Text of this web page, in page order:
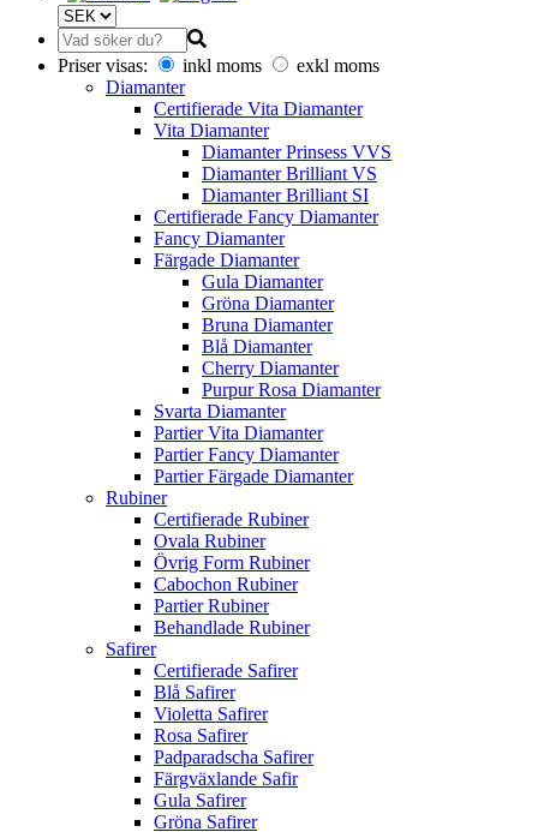
Priser visas: inkl moms
exkl moms
Diamanter
Certifierade Vita Diamanter
Vita Diamanter
Diamanter Prinsess VVS
Diamanter Brilliant VS
Diamanter Brilliant SI
Certifierade Fancy Diamanter
Fancy Diamanter
Färgade Diamanter
Gula Diamanter
Gröna Diamanter
Bruna Diamanter
Blå Diamanter
Cherry Diamanter
Purpur Rosa Diamanter
Svarta Diamanter
Partier Vita Diamanter
Partier Fancy Diamanter
Partier Färgade Diamanter
Rubiner
Certifierade Rubiner
Ovala Rubiner
Övrig Form Rubiner
Cabochon Rubiner
Partier Rubiner
Behandlade Rubiner
Safirer
Certifierade Safirer
Blå Safirer
Violetta Safirer
Rosa Safirer
Padparadscha Safirer
Färgväxlande Safir
Gula Safirer
Gröna Safirer